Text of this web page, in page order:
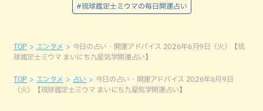
#琉球鑑定士ミウマの毎日開運占い
TOP エンタメ
今日の占い・開運アドバイス 2026年6月9日（火）【琉
球鑑定士ミウマ まいにち九星気学開運占い】
TOP エンタメ 占い
今日の占い・開運アドバイス 2026年6月9日
（火）【琉球鑑定士ミウマ まいにち九星気学開運占い】